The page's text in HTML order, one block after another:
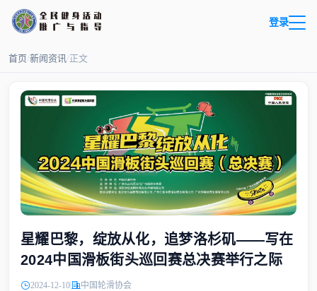
登录
首页/新闻资讯/正文
星耀巴黎，绽放从化，追梦洛杉矶——写在
2024中国滑板街头巡回赛总决赛举行之际
2024-12-10 中国轮滑协会